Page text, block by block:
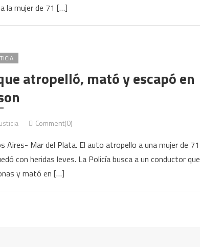
la mujer de 71 […]
atropelló, mató y escapó en
Comment(0)
Aires- Mar del Plata. El auto atropello a una mujer de 71
con heridas leves. La Policía busca a un conductor que
y mató en […]